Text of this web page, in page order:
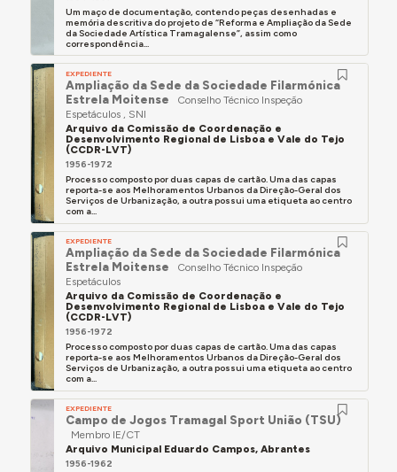
Um maço de documentação, contendo peças desenhadas e
memória descritiva do projeto de “Reforma e Ampliação da Sede
da Sociedade Artística Tramagalense”, assim como
correspondência...
EXPEDIENTE
Ampliação da Sede da Sociedade Filarmónica
Estrela Moitense
Conselho Técnico Inspeção
Espetáculos , SNI
Arquivo da Comissão de Coordenação e
Desenvolvimento Regional de Lisboa e Vale do Tejo
(CCDR-LVT)
1956-1972
Processo composto por duas capas de cartão. Uma das capas
reporta-se aos Melhoramentos Urbanos da Direção-Geral dos
Serviços de Urbanização, a outra possui uma etiqueta ao centro
com a...
EXPEDIENTE
Ampliação da Sede da Sociedade Filarmónica
Estrela Moitense
Conselho Técnico Inspeção
Espetáculos
Arquivo da Comissão de Coordenação e
Desenvolvimento Regional de Lisboa e Vale do Tejo
(CCDR-LVT)
1956-1972
Processo composto por duas capas de cartão. Uma das capas
reporta-se aos Melhoramentos Urbanos da Direção-Geral dos
Serviços de Urbanização, a outra possui uma etiqueta ao centro
com a...
EXPEDIENTE
Campo de Jogos Tramagal Sport União (TSU)
Membro IE/CT
Arquivo Municipal Eduardo Campos, Abrantes
1956-1962